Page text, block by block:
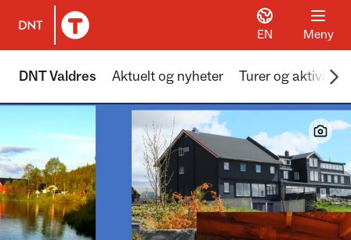
Til DNT.no forside
EN Meny
DNT Valdres Aktuelt og nyheter Turer og